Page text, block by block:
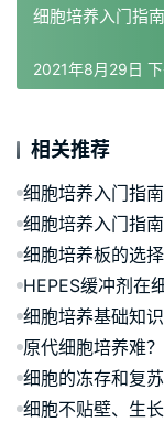
细胞培养入门指
2021年8月29日
相关推荐
细胞培养入门指
细胞培养入门指
细胞培养板的选
HEPES缓冲剂在
细胞培养基础知
原代细胞培养难
细胞的冻存和复苏
细胞不贴壁、生